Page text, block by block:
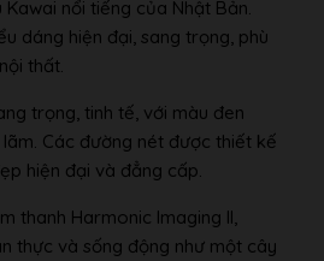
nổi tiếng của Nhật Bản.
dáng hiện đại, sang trọng, phù
thất.
trọng, tinh tế, với màu đen
Các đường nét được thiết kế
hiện đại và đẳng cấp.
thanh Harmonic Imaging II,
thực và sống động như một cây